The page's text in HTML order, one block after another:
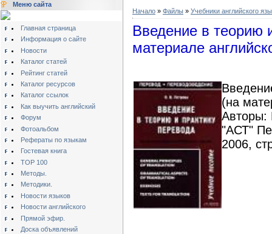
Меню сайта
Главная страница
Информация о сайте
Новости
Каталог статей
Рейтинг статей
Каталог ресурсов
Каталог ссылок
Как выучить английский
Форум
Фотоальбом
Рефераты по языкам
Гостевая книга
TOP 100
Методы.
Методики.
Новости языков
Новости английского
Прямой эфир.
Доска объявлений
Начало » Файлы » Учебники английского
Введение в теорию
материале
(на
Авторы:
"АСТ"
2006,